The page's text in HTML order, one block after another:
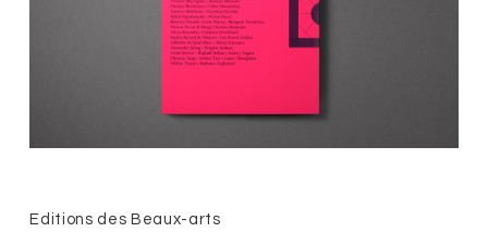
Editions des Beaux-arts